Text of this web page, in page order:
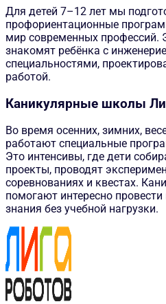
Для детей 7–12 лет мы
профориентационные
мир современных профессий.
знакомят ребёнка с
специальностями,
работой.
Каникулярные школы
Во время осенних, зимних,
работают специальные
Это интенсивы, где дети
проекты, проводят
соревнованиях и квестах.
помогают интересно провести
знания без учебной нагрузки.